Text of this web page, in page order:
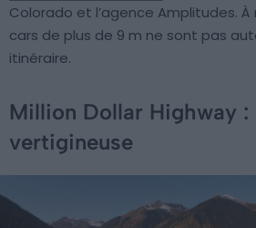
Colorado et l’agence Amplitudes.
cars de plus de 9 m ne sont pas
itinéraire.
Million Dollar Highway :
vertigineuse